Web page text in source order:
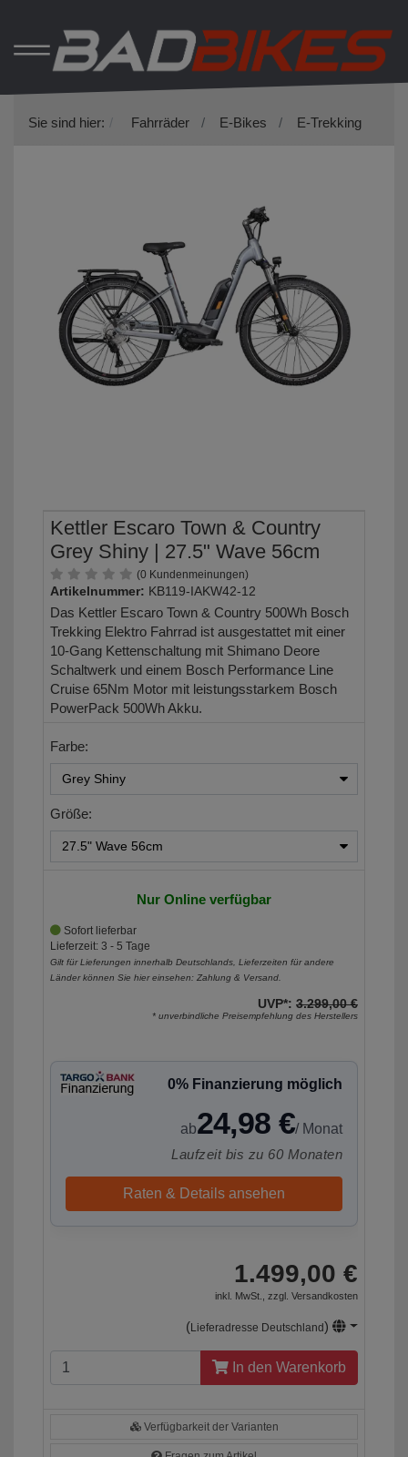
Sie sind hier: Fahrräder E-Bikes E-Trekking
Kettler Escaro Town & Country
Grey Shiny | 27.5" Wave 56cm
(0 Kundenmeinungen)
Artikelnummer: KB119-IAKW42-12
Das Kettler Escaro Town & Country 500Wh Bosch
Trekking Elektro Fahrrad ist ausgestattet mit einer
10-Gang Kettenschaltung mit Shimano Deore
Schaltwerk und einem Bosch Performance Line
Cruise 65Nm Motor mit leistungsstarkem Bosch
PowerPack 500Wh Akku.
Farbe:
Größe:
Nur Online verfügbar
Sofort lieferbar
Lieferzeit: 3 - 5 Tage
Gilt für Lieferungen innerhalb Deutschlands, Lieferzeiten für andere
Länder können Sie hier einsehen: Zahlung & Versand
UVP*: 3.299,00 €
* unverbindliche Preisempfehlung des Herstellers
0% Finanzierung möglich
ab24,98 €/ Monat
Laufzeit bis zu 60 Monaten
Raten & Details ansehen
1.499,00 €
inkl. MwSt., zzgl. Versandkosten
(Lieferadresse Deutschland)
In den Warenkorb
Verfügbarkeit der Varianten